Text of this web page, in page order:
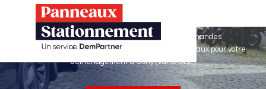
Osny
Panneaux Stationnement effectue vos demandes
d'autorisations de stationnement & pose de panneaux pour votre
déménagement à Osny (Val-D'Oise)